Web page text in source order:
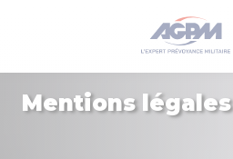
Mentions légales